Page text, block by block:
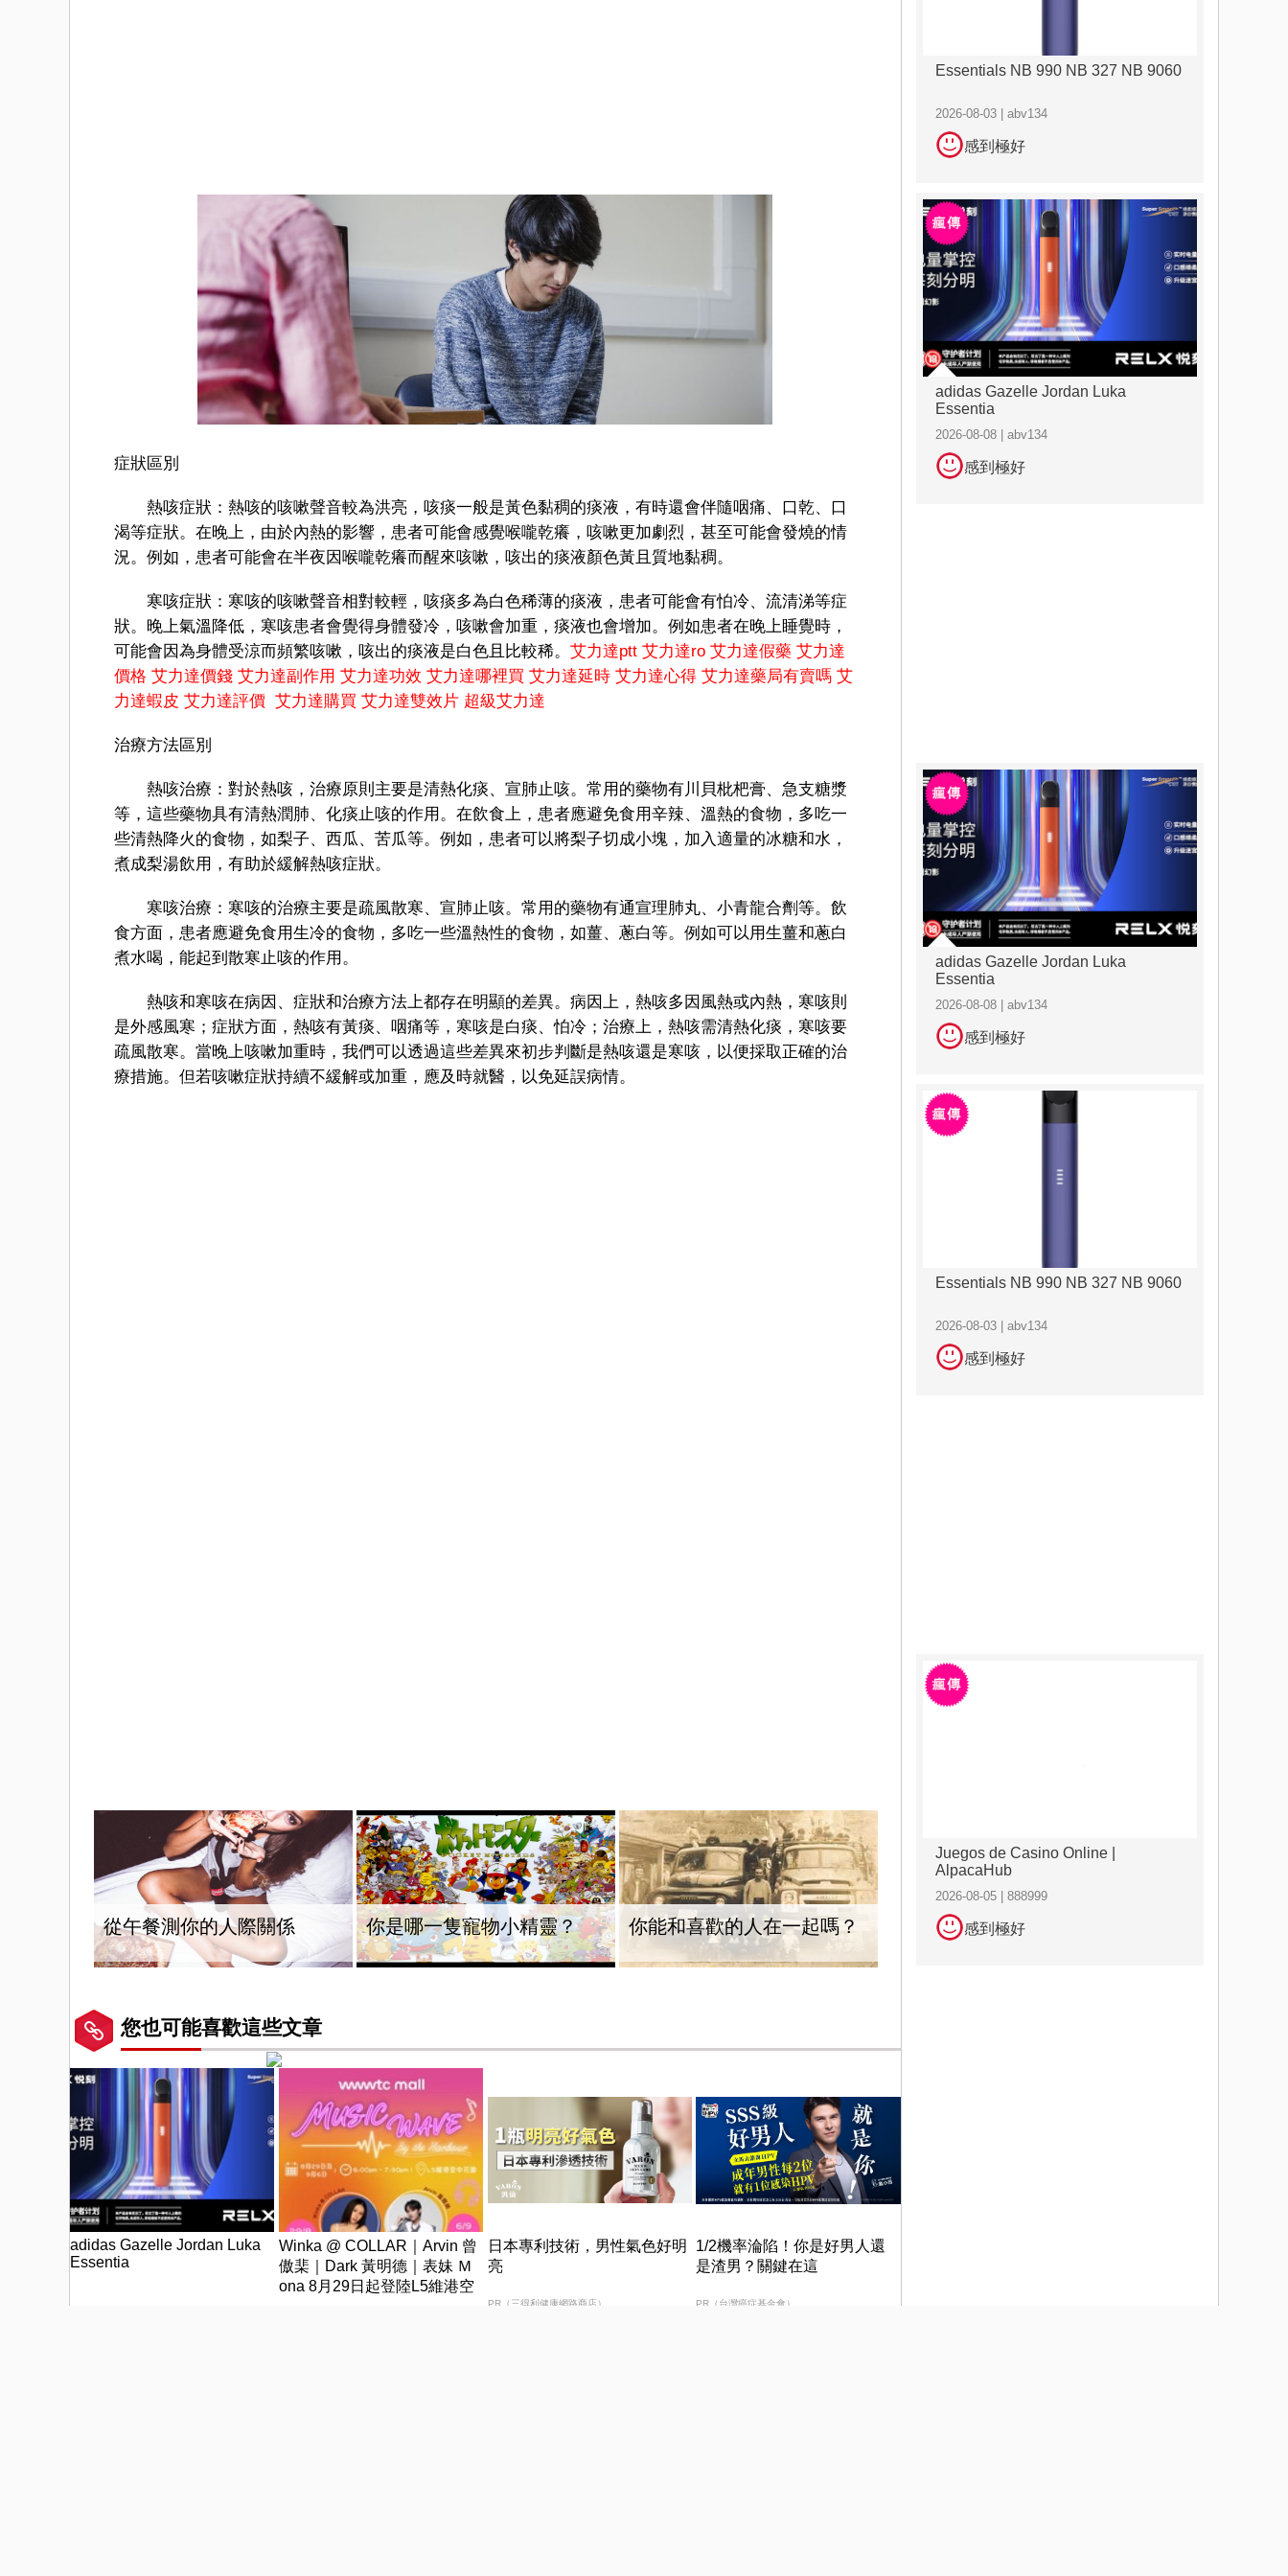
症狀區別
熱咳症狀：熱咳的咳嗽聲音較為洪亮，咳痰一般是黃色黏稠的痰液，有時還會伴隨咽痛、口乾、口
渴等症狀。在晚上，由於內熱的影響，患者可能會感覺喉嚨乾癢，咳嗽更加劇烈，甚至可能會發燒的情
況。例如，患者可能會在半夜因喉嚨乾癢而醒來咳嗽，咳出的痰液顏色黃且質地黏稠。
寒咳症狀：寒咳的咳嗽聲音相對較輕，咳痰多為白色稀薄的痰液，患者可能會有怕冷、流清涕等症
狀。晚上氣溫降低，寒咳患者會覺得身體發冷，咳嗽會加重，痰液也會增加。例如患者在晚上睡覺時，
可能會因為身體受涼而頻繁咳嗽，咳出的痰液是白色且比較稀。 艾力達ptt 艾力達ro 艾力達假藥 艾力達
價格 艾力達價錢 艾力達副作用 艾力達功效 艾力達哪裡買 艾力達延時 艾力達心得 艾力達藥局有賣嗎 艾
力達蝦皮 艾力達評價 艾力達購買 艾力達雙效片 超級艾力達
治療方法區別
熱咳治療：對於熱咳，治療原則主要是清熱化痰、宣肺止咳。常用的藥物有川貝枇杷膏、急支糖漿
等，這些藥物具有清熱潤肺、化痰止咳的作用。在飲食上，患者應避免食用辛辣、溫熱的食物，多吃一
些清熱降火的食物，如梨子、西瓜、苦瓜等。例如，患者可以將梨子切成小塊，加入適量的冰糖和水，
煮成梨湯飲用，有助於緩解熱咳症狀。
寒咳治療：寒咳的治療主要是疏風散寒、宣肺止咳。常用的藥物有通宣理肺丸、小青龍合劑等。飲
食方面，患者應避免食用生冷的食物，多吃一些溫熱性的食物，如薑、蔥白等。例如可以用生薑和蔥白
煮水喝，能起到散寒止咳的作用。
熱咳和寒咳在病因、症狀和治療方法上都存在明顯的差異。病因上，熱咳多因風熱或內熱，寒咳則
是外感風寒；症狀方面，熱咳有黃痰、咽痛等，寒咳是白痰、怕冷；治療上，熱咳需清熱化痰，寒咳要
疏風散寒。當晚上咳嗽加重時，我們可以透過這些差異來初步判斷是熱咳還是寒咳，以便採取正確的治
療措施。但若咳嗽症狀持續不緩解或加重，應及時就醫，以免延誤病情。
從午餐測你的人際關係 你是哪一隻寵物小精靈？ 你能和喜歡的人在一起嗎？
您也可能喜歡這些文章
adidas Gazelle Jordan Luka
Essentia
Winka @ COLLAR｜Arvin 曾
傲棐｜Dark 黃明德｜表妹 Ｍ
ona 8月29日起登陸L5維港空
日本專利技術，男性氣色好明
亮
PR（三得利健康網路商店）
1/2機率淪陷！你是好男人還
是渣男？關鍵在這
PR（台灣癌症基金會）
Essentials NB 990 NB 327 NB 9060
2026-08-03 | abv134
感到極好
adidas Gazelle Jordan Luka
Essentia
2026-08-08 | abv134
感到極好
adidas Gazelle Jordan Luka
Essentia
2026-08-08 | abv134
感到極好
Essentials NB 990 NB 327 NB 9060
2026-08-03 | abv134
感到極好
Juegos de Casino Online |
AlpacaHub
2026-08-05 | 888999
感到極好